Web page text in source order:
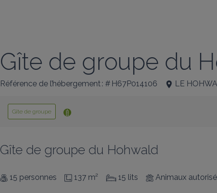
Gîte de groupe du
Référence de l’hébergement : # H67P014106 LE
Gîte de groupe
Gîte de groupe du Hohwald
15 personnes 137 m² 15 lits Animaux